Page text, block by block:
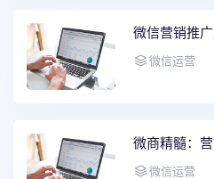
微信营销推
微信运营
微商精髓：
微信运营